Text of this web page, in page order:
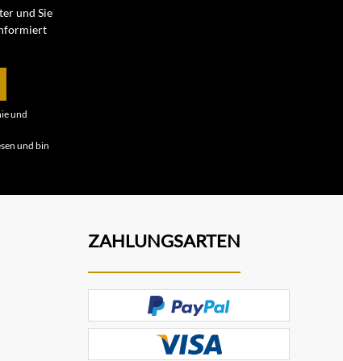
und Sie
und
und bin
ZAHLUNGSARTEN